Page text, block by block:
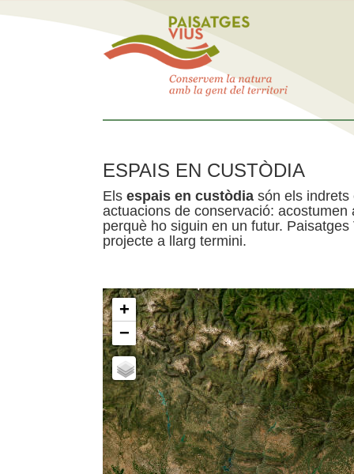
ESPAIS EN CUSTÒDIA
Els espais en custòdia són els indrets
actuacions de conservació:
perquè ho siguin en un futur.
projecte a llarg termini.
+
−